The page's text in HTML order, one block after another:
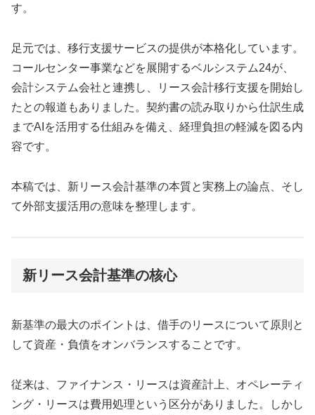
す。
足元では、移行支援サービスの提供が本格化しています。
コールセンター事業などを展開するベルシステム24が、
会計システム会社と連携し、リース会計移行支援を開始し
たとの報道もありました。契約書の読み取りから仕訳生成
までAIを活用する仕組みを備え、経理負担の軽減を図る内
容です。
本稿では、新リース会計基準の本質と実務上の論点、そし
て外部支援活用の意味を整理します。
新リース会計基準の核心
新基準の最大のポイントは、借手のリースについて原則と
して資産・負債をオンバランスすることです。
従来は、ファイナンス・リースは資産計上、オペレーティ
ング・リースは費用処理という区分がありました。しかし